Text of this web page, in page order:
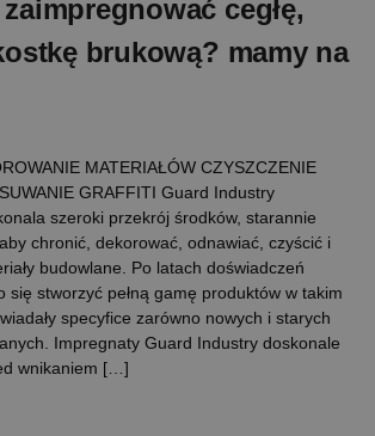
cegłę,
brukową? mamy na
MATERIAŁÓW CZYSZCZENIE
GRAFFITI Guard Industry
szeroki przekrój środków, starannie
chronić, dekorować, odnawiać, czyścić i
budowlane. Po latach doświadczeń
się stworzyć pełną gamę produktów w takim
specyfice zarówno nowych i starych
Impregnaty Guard Industry doskonale
wnikaniem […]